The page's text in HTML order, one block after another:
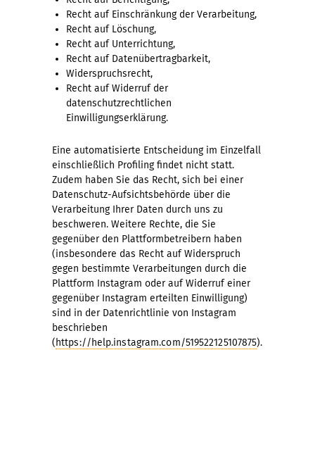
Recht auf Einschränkung der Verarbeitung,
Recht auf Löschung,
Recht auf Unterrichtung,
Recht auf Datenübertragbarkeit,
Widerspruchsrecht,
Recht auf Widerruf der
datenschutzrechtlichen
Einwilligungserklärung.
Eine automatisierte Entscheidung im Einzelfall
einschließlich Profiling findet nicht statt.
Zudem haben Sie das Recht, sich bei einer
Datenschutz-Aufsichtsbehörde über die
Verarbeitung Ihrer Daten durch uns zu
beschweren. Weitere Rechte, die Sie
gegenüber den Plattformbetreibern haben
(insbesondere das Recht auf Widerspruch
gegen bestimmte Verarbeitungen durch die
Plattform Instagram oder auf Widerruf einer
gegenüber Instagram erteilten Einwilligung)
sind in der Datenrichtlinie von Instagram
beschrieben
(https://help.instagram.com/519522125107875).